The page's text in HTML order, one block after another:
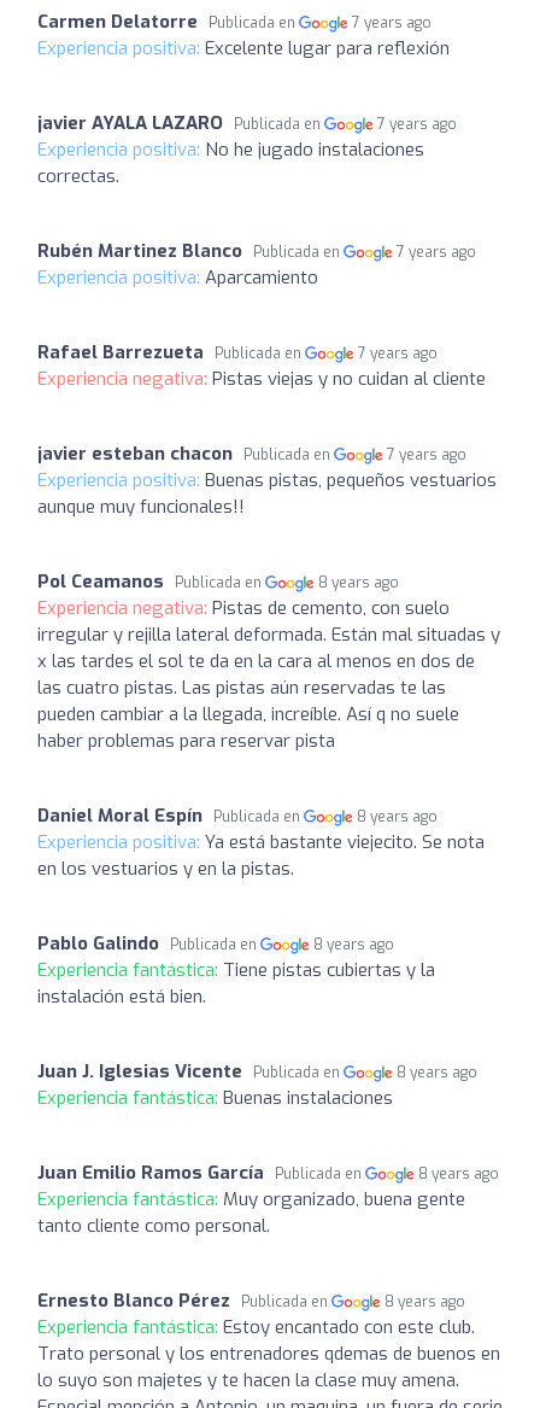
Carmen Delatorre Publicada en 7 years ago
Experiencia positiva: Excelente lugar para reflexión
javier AYALA LAZARO Publicada en 7 years ago
Experiencia positiva: No he jugado instalaciones
correctas.
Rubén Martinez Blanco Publicada en 7 years ago
Experiencia positiva: Aparcamiento
Rafael Barrezueta Publicada en 7 years ago
Experiencia negativa: Pistas viejas y no cuidan al cliente
javier esteban chacon Publicada en 7 years ago
Experiencia positiva: Buenas pistas, pequeños vestuarios
aunque muy funcionales!!
Pol Ceamanos Publicada en 8 years ago
Experiencia negativa: Pistas de cemento, con suelo
irregular y rejilla lateral deformada. Están mal situadas y
x las tardes el sol te da en la cara al menos en dos de
las cuatro pistas. Las pistas aún reservadas te las
pueden cambiar a la llegada, increíble. Así q no suele
haber problemas para reservar pista
Daniel Moral Espín Publicada en 8 years ago
Experiencia positiva: Ya está bastante viejecito. Se nota
en los vestuarios y en la pistas.
Pablo Galindo Publicada en 8 years ago
Experiencia fantástica: Tiene pistas cubiertas y la
instalación está bien.
Juan J. Iglesias Vicente Publicada en 8 years ago
Experiencia fantástica: Buenas instalaciones
Juan Emilio Ramos García Publicada en 8 years ago
Experiencia fantástica: Muy organizado, buena gente
tanto cliente como personal.
Ernesto Blanco Pérez Publicada en 8 years ago
Experiencia fantástica: Estoy encantado con este club.
Trato personal y los entrenadores qdemas de buenos en
lo suyo son majetes y te hacen la clase muy amena.